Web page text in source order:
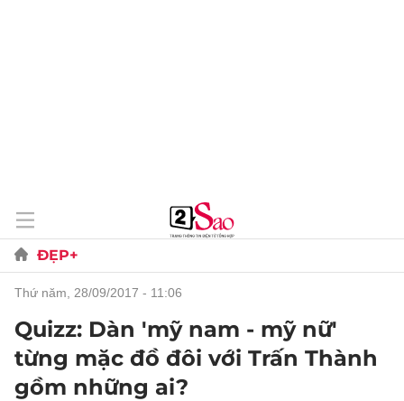
ĐẸP+
thứ năm, 28/09/2017 - 11:06
Quizz: Dàn 'mỹ nam - mỹ nữ'
từng mặc đồ đôi với Trấn Thành
gồm những ai?